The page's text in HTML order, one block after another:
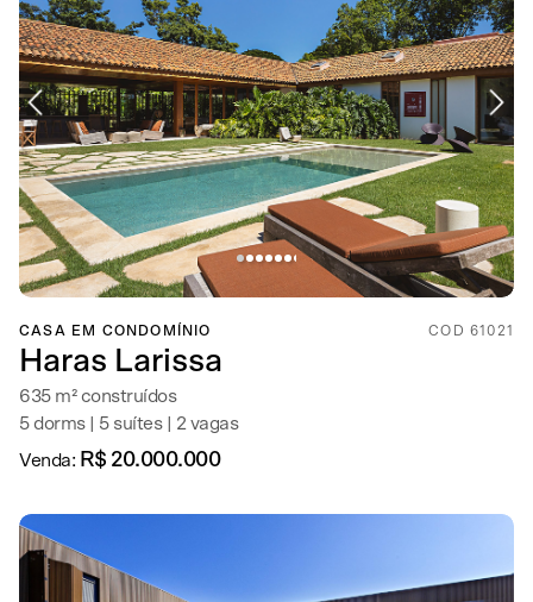
CASA EM CONDOMÍNIO COD 61021
Haras Larissa
635 m² construídos
5 dorms | 5 suítes | 2 vagas
Venda: R$ 20.000.000